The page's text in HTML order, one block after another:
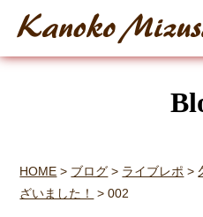
HOME > ブログ > ライブレポ >
ざいました！
>002